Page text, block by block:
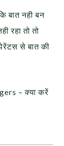
बात नही बन
रहा तो तो
से बात की
– क्या करें